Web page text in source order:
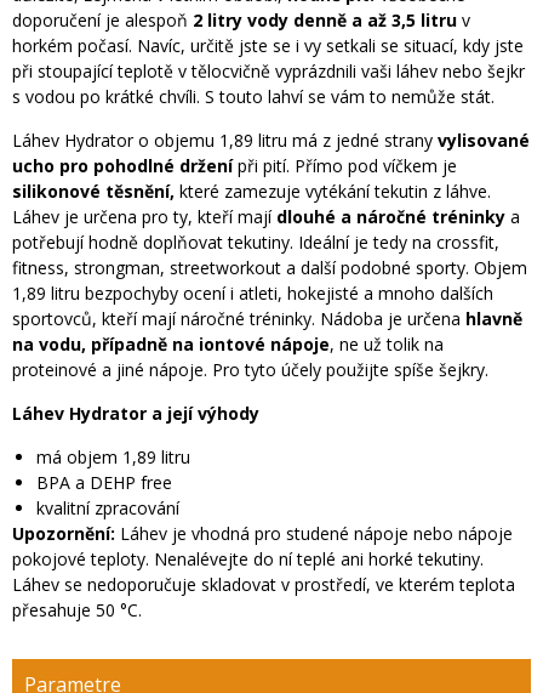
doporučení je alespoň 2 litry vody denně a až 3,5 litru v
horkém počasí. Navíc, určitě jste se i vy setkali se situací, kdy jste
při stoupající teplotě v tělocvičně vyprázdnili vaši láhev nebo šejkr
s vodou po krátké chvíli. S touto lahví se vám to nemůže stát.
Láhev Hydrator o objemu 1,89 litru má z jedné strany vylisované
ucho pro pohodlné drženípři pití. Přímo pod víčkem je
silikonové těsnění, které zamezuje vytékání tekutin z láhve.
Láhev je určena pro ty, kteří mají dlouhé a náročné tréninky a
potřebují hodně doplňovat tekutiny. Ideální je tedy na crossfit,
fitness, strongman, streetworkout a další podobné sporty. Objem
1,89 litru bezpochyby ocení i atleti, hokejisté a mnoho dalších
sportovců, kteří mají náročné tréninky. Nádoba je určena hlavně
na vodu, případně na iontové nápoje, ne už tolik na
proteinové a jiné nápoje. Pro tyto účely použijte spíše šejkry.
Láhev Hydrator a její výhody
má objem 1,89 litru
BPA a DEHP free
kvalitní zpracování
Upozornění: Láhev je vhodná pro studené nápoje nebo nápoje
pokojové teploty. Nenalévejte do ní teplé ani horké tekutiny.
Láhev se nedoporučuje skladovat v prostředí, ve kterém teplota
přesahuje 50 °C.
Parametre